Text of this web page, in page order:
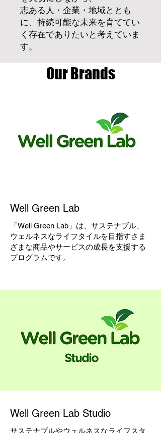
志ある人・企業・地域ととも
に、持続可能な未来を育ててい
く存在でありたいと考えていま
す。
Our Brands
Well Green Lab
「Well Green Lab」は、サステナブル、
ウェルネスなライフタイルを目指すさま
ざまな商品やサービスの成長を支援する
プログラムです。
​Well Green Lab Studio
サステナブルやウェルネスなライフスタ